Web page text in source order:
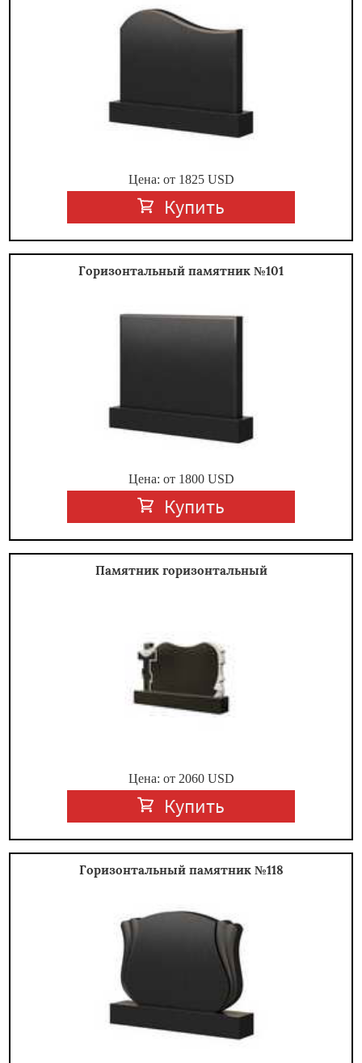
Цена: от 1825USD
Купить
Горизонтальный памятник №101
Цена: от 1800USD
Купить
Памятник горизонтальный
Цена: от 2060USD
Купить
Горизонтальный памятник №118